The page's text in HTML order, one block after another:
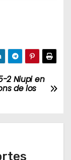
2 Niupi en
de los